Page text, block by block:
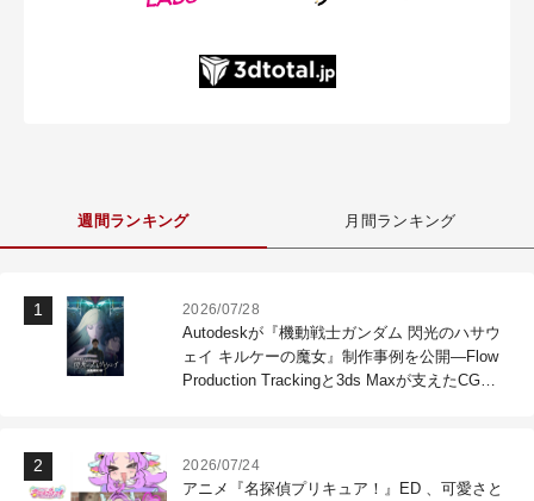
週間ランキング 月間ランキング
2026/07/28
Autodeskが『機動戦士ガンダム 閃光のハサウ
ェイ キルケーの魔女』制作事例を公開―Flow
Production Trackingと3ds Maxが支えたCG制
2026/07/24
アニメ『名探偵プリキュア！』ED 、可愛さと